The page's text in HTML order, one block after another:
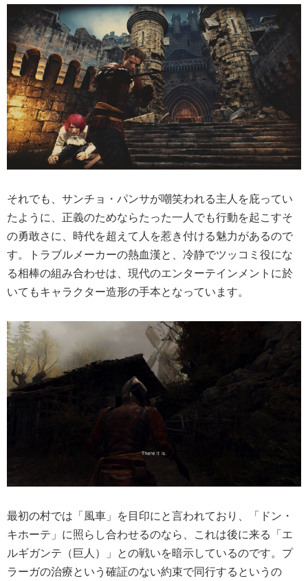
それでも、サンチョ・パンサが嘲笑われる主人を庇ってい
たように、正義のためならたった一人でも行動を起こすそ
の勇敢さに、時代を超えて人を惹き付ける魅力があるので
す。トラブルメーカーの熱血漢と、冷静でツッコミ役にな
る相棒の組み合わせは、現代のエンターテインメントに於
いてもキャラクター造形の手本となっています。
最初の村では「風車」を目印にと言われており、「ドン・
キホーテ」に照らし合わせるのなら、これは後に来る「エ
ルギガンテ（巨人）」との戦いを暗示しているのです。プ
ラーガの治療という確証のない約束で同行するというの